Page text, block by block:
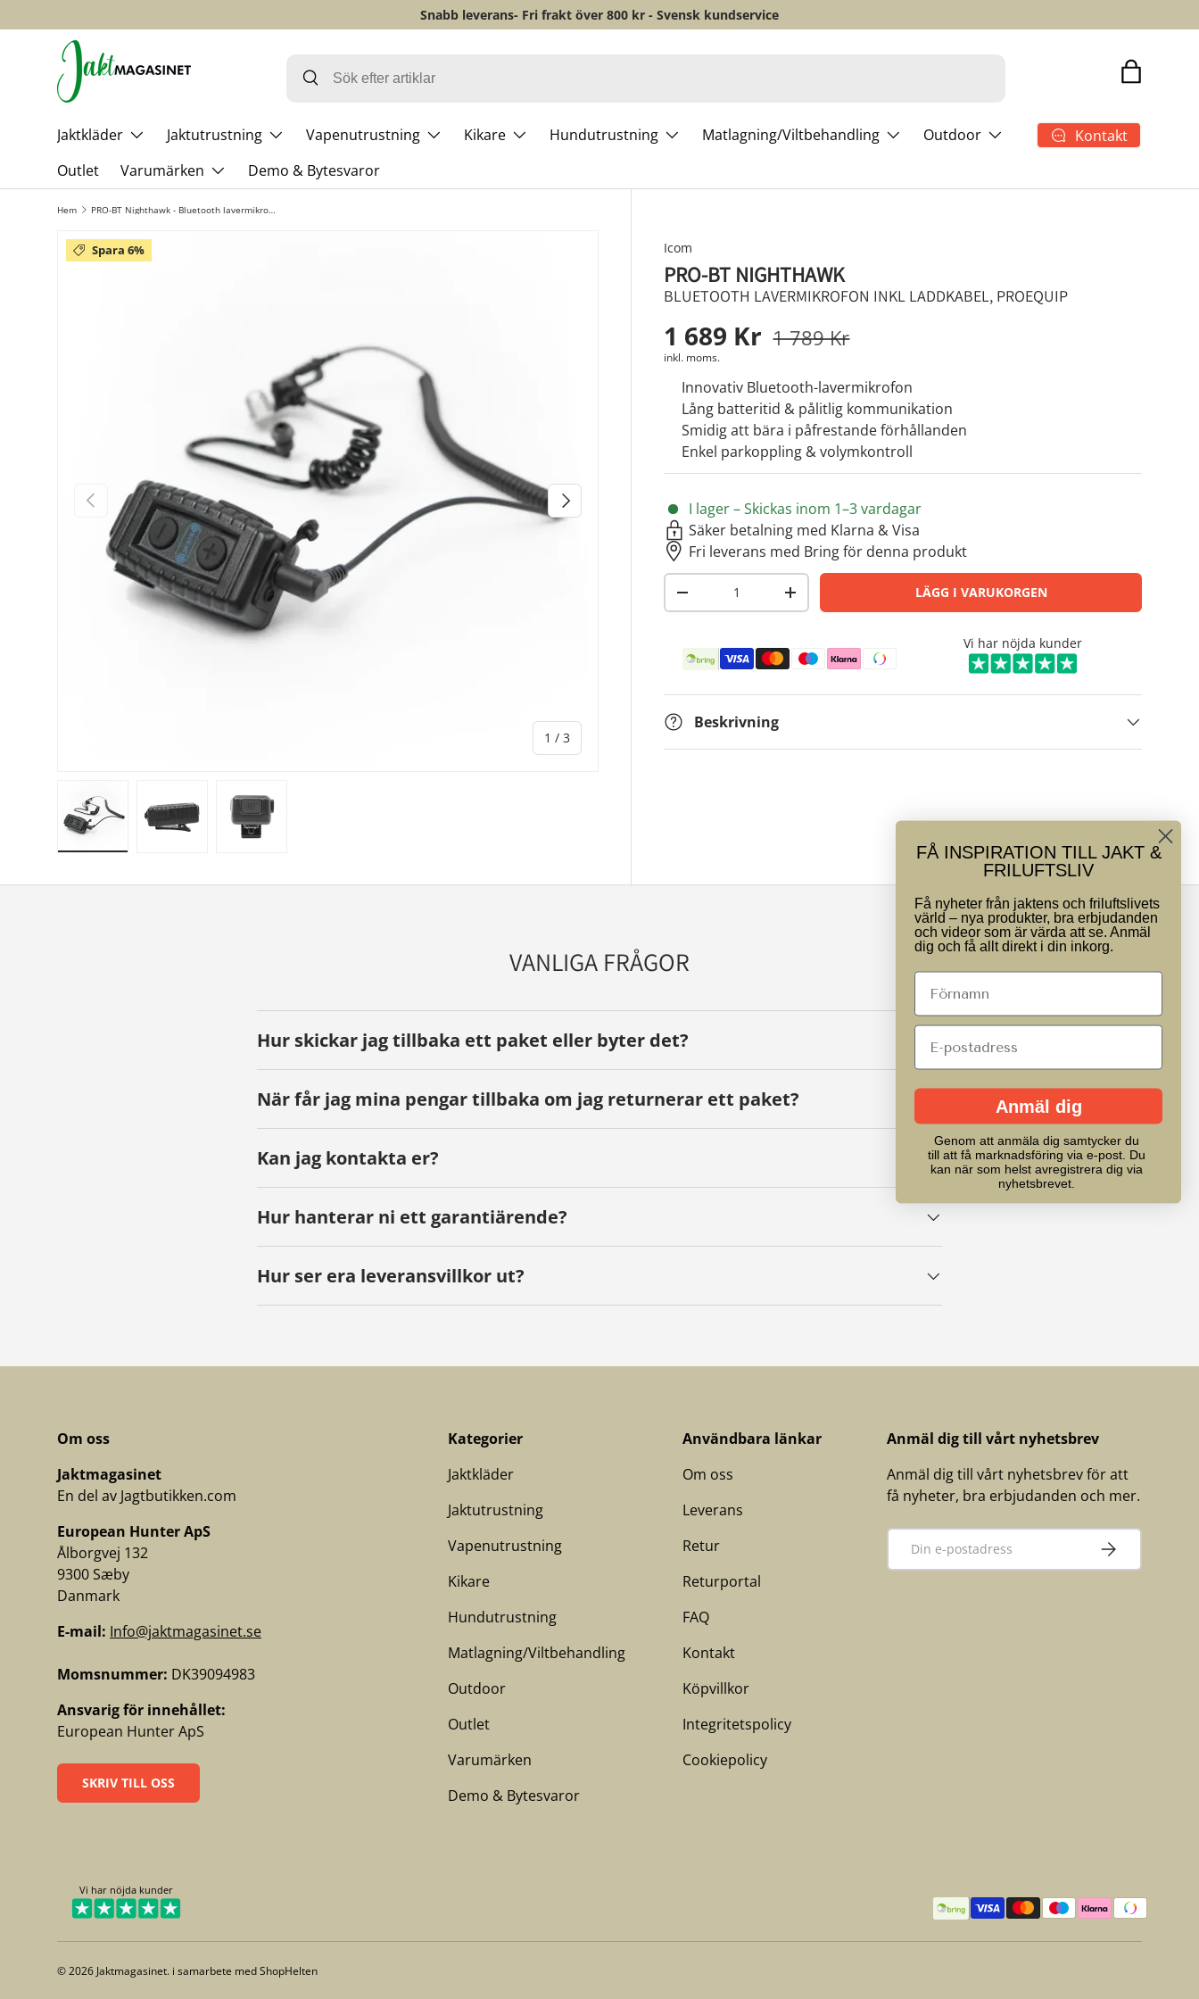
HOPPA TILL INNEHÅLL
Snabb leverans- Fri frakt över 800 kr - Svensk kundservice
Jaktkläder Jaktutrustning Vapenutrustning Kikare Hundutrustning Matlagning/Viltbehandling
Outdoor
Outlet
Varumärken Demo & Bytesvaror
Kontakt
Hem PRO-BT Nighthawk - Bluetooth lavermikrofon inkl laddkabel - ProEquip
Spara 6%
FÖREGÅENDE
1 /av
3
NÄSTA
Icom
PRO-BT NIGHTHAWK
BLUETOOTH LAVERMIKROFON INKL LADDKABEL, PROEQUIP
1 689 Kr 1 789 Kr
inkl. moms.
Innovativ Bluetooth-lavermikrofon
Lång batteritid & pålitlig kommunikation
Smidig att bära i påfrestande förhållanden
Enkel parkoppling & volymkontroll
I lager – Skickas inom 1–3 vardagar
Säker betalning med Klarna & Visa
Fri leverans med Bring för denna produkt
-
+ LÄGG I VARUKORGEN
Betalningsmetoder Vi har nöjda kunder
Beskrivning
VANLIGA FRÅGOR
Hur skickar jag tillbaka ett paket eller byter det?
När får jag mina pengar tillbaka om jag returnerar ett paket?
Kan jag kontakta er?
Hur hanterar ni ett garantiärende?
Hur ser era leveransvillkor ut?
Om oss
Jaktmagasinet
En del av Jagtbutikken.com
European Hunter ApS
Ålborgvej 132
9300 Sæby
Danmark
E-mail: Info@jaktmagasinet.se
Momsnummer: DK39094983
Ansvarig för innehållet:
European Hunter ApS
SKRIV TILL OSS
Kategorier
Jaktkläder
Jaktutrustning
Vapenutrustning
Kikare
Hundutrustning
Matlagning/Viltbehandling
Outdoor
Outlet
Varumärken
Demo & Bytesvaror
Användbara länkar
Om oss
Leverans
Retur
Returportal
FAQ
Kontakt
Köpvillkor
Integritetspolicy
Cookiepolicy
Anmäl dig till vårt nyhetsbrev
Anmäl dig till vårt nyhetsbrev för att
få nyheter, bra erbjudanden och mer.
E-post PRENUMERERA
Vi har nöjda kunder
© 2026 Jaktmagasinet. i samarbete medShopHelten
FÅ INSPIRATION TILL JAKT &
FRILUFTSLIV
Få nyheter från jaktens och friluftslivets
värld – nya produkter, bra erbjudanden
och videor som är värda att se. Anmäl
dig och få allt direkt i din inkorg.
Anmäl dig
Genom att anmäla dig samtycker du
till att få marknadsföring via e-post. Du
kan när som helst avregistrera dig via
nyhetsbrevet.